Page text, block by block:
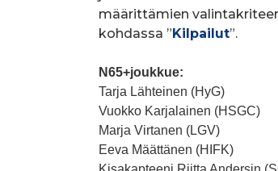
määrittämien
kohdassa ” Kilpailut”.
N65+joukkue:
Tarja Lähteinen (HyG)
Vuokko Karjalainen (HSGC)
Marja Virtanen (LGV)
Eeva Määttänen (HIFK)